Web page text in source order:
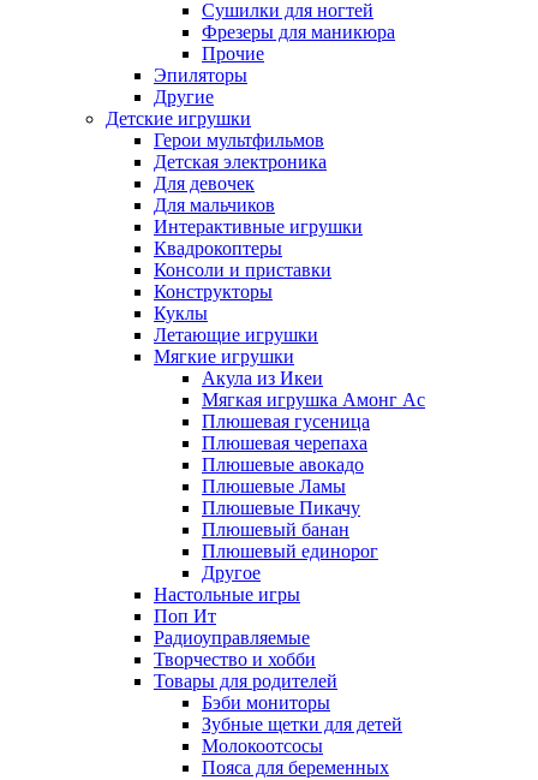
Сушилки для ногтей
Фрезеры для маникюра
Прочие
Эпиляторы
Другие
Детские игрушки
Герои мультфильмов
Детская электроника
Для девочек
Для мальчиков
Интерактивные игрушки
Квадрокоптеры
Консоли и приставки
Конструкторы
Куклы
Летающие игрушки
Мягкие игрушки
Акула из Икеи
Мягкая игрушка Амонг Ас
Плюшевая гусеница
Плюшевая черепаха
Плюшевые авокадо
Плюшевые Ламы
Плюшевые Пикачу
Плюшевый банан
Плюшевый единорог
Другое
Настольные игры
Поп Ит
Радиоуправляемые
Творчество и хобби
Товары для родителей
Бэби мониторы
Зубные щетки для детей
Молокоотсосы
Пояса для беременных